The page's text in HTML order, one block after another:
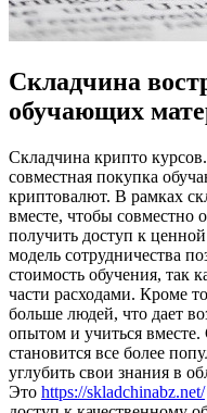
Складчина
обучающих
Склaдчинa криптo
совместная покупка
криптовалют. В рамках
вместе, чтобы совместно
получить доступ к
модель сотрудничества
стоимость обучения, так
части расходами. Кроме
больше людей, что дает
опытом и учиться
становится все более
углубить свои знания в
Это https://skladchinabz.net/